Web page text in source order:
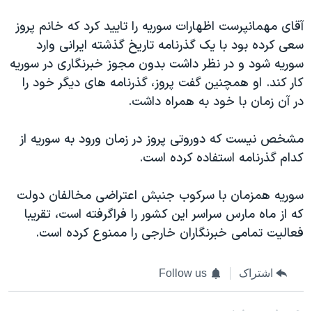
آقای مهمانپرست اظهارات سوریه را تایید کرد که خانم پروز
سعی کرده بود با یک گذرنامه تاریخ گذشته ایرانی وارد
سوریه شود و در نظر داشت بدون مجوز خبرنگاری در سوریه
کار کند. او همچنین گفت پروز، گذرنامه های دیگر خود را
در آن زمان با خود به همراه داشت.
مشخص نیست که دوروتی پروز در زمان ورود به سوریه از
کدام گذرنامه استفاده کرده است.
سوریه همزمان با سرکوب جنبش اعتراضی مخالفان دولت
که از ماه مارس سراسر این کشور را فراگرفته است، تقریبا
فعالیت تمامی خبرنگاران خارجی را ممنوع کرده است.
اشتراک Follow us